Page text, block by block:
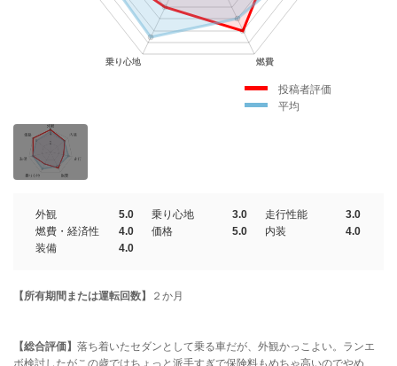
投稿者評価
平均
外観 5.0 乗り心地 3.0 走行性能
3.0
燃費・経済性
4.0 価格 5.0 内装
4.0
装備
4.0
【所有期間または運転回数】 ２か月
【総合評価】 落ち着いたセダンとして乗る車だが、外観かっこよい。ランエ
ボ検討したがこの歳ではちょっと派手すぎで保険料もめちゃ高いのでやめ、